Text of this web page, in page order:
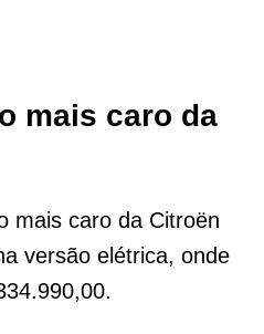
mais caro da
mais caro da Citroën
versão elétrica, onde